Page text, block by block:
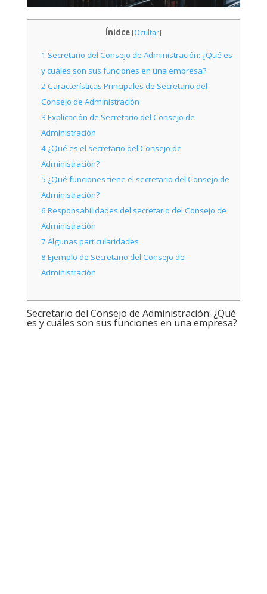
Ínidce [Ocultar]
1 Secretario del Consejo de Administración: ¿Qué es
y cuáles son sus funciones en una empresa?
2 Características Principales de Secretario del
Consejo de Administración
3 Explicación de Secretario del Consejo de
Administración
4 ¿Qué es el secretario del Consejo de
Administración?
5 ¿Qué funciones tiene el secretario del Consejo de
Administración?
6 Responsabilidades del secretario del Consejo de
Administración
7 Algunas particularidades
8 Ejemplo de Secretario del Consejo de
Administración
Secretario del Consejo de Administración: ¿Qué
es y cuáles son sus funciones en una empresa?